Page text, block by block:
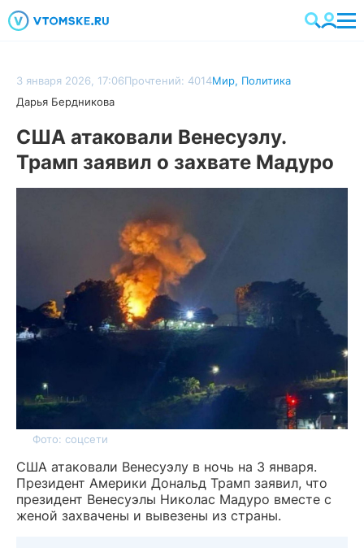
3 января 2026, 17:06Прочтений: 4014Мир, Политика
Дарья Бердникова
США атаковали Венесуэлу.
Трамп заявил о захвате Мадуро
Фото: соцсети
США атаковали Венесуэлу в ночь на 3 января.
Президент Америки Дональд Трамп заявил, что
президент Венесуэлы Николас Мадуро вместе с
женой захвачены и вывезены из страны.